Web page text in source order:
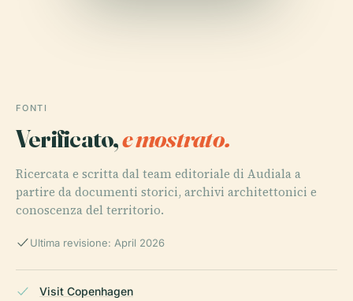
FONTI
Verificato,e mostrato.
Ricercata e scritta dal team editoriale di Audiala a
partire da documenti storici, archivi architettonici e
conoscenza del territorio.
Ultima revisione: April 2026
Visit Copenhagen